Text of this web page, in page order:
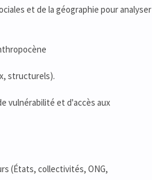
et de la géographie pour analyser
structurels).
vulnérabilité et d'accès aux
(États, collectivités, ONG,